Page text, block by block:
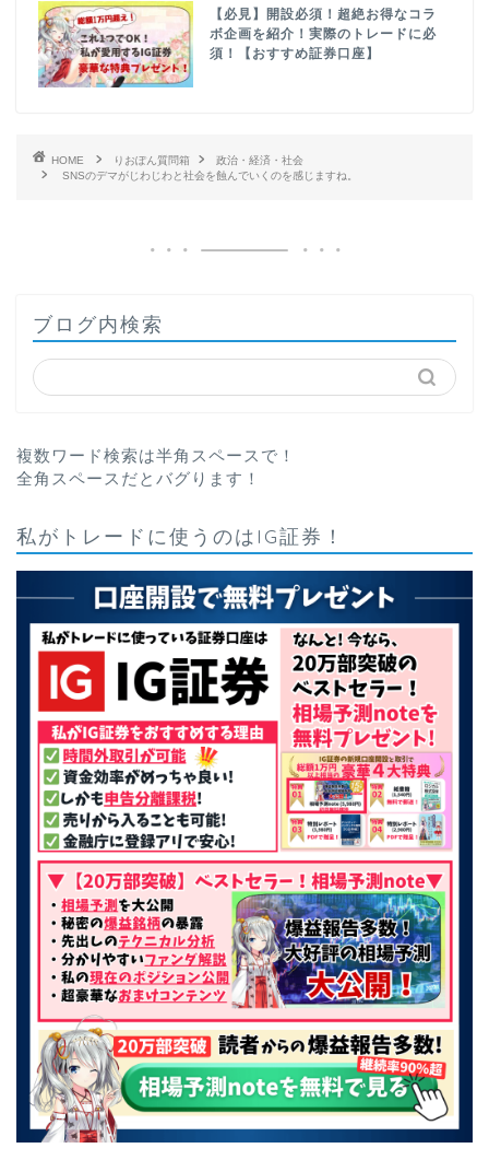
【必見】開設必須！超絶お得なコラ
ボ企画を紹介！実際のトレードに必
須！【おすすめ証券口座】
HOME りおぽん質問箱
政治・経済・社会
SNSのデマがじわじわと社会を蝕んでいくのを感じますね。
ブログ内検索
複数ワード検索は半角スペースで！
全角スペースだとバグります！
私がトレードに使うのはIG証券！